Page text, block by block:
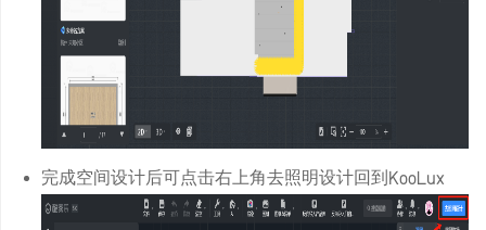
完成空间设计后可点击右上角去照明设计回到KooLux